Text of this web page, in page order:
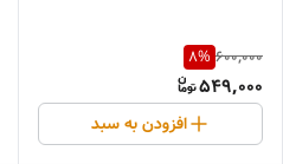
600,000
8%
549,000
افزودن به سبد